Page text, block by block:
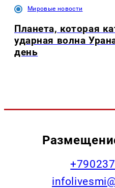
Мировые новости
Планета, которая
ударная волна
день